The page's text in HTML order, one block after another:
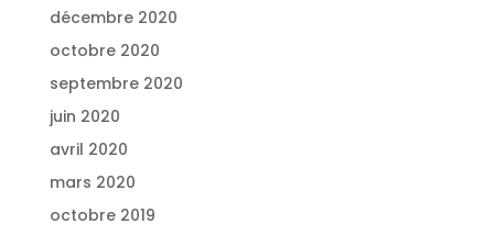
décembre 2020
octobre 2020
septembre 2020
juin 2020
avril 2020
mars 2020
octobre 2019